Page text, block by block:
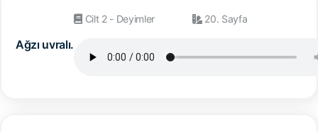
Ağzı uvralı.
Cilt 2 - Deyimler 20. Sayfa